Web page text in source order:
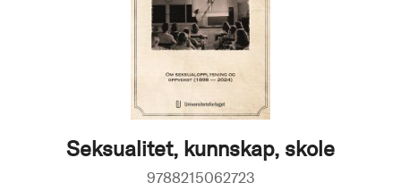
Seksualitet, kunnskap, skole
9788215062723